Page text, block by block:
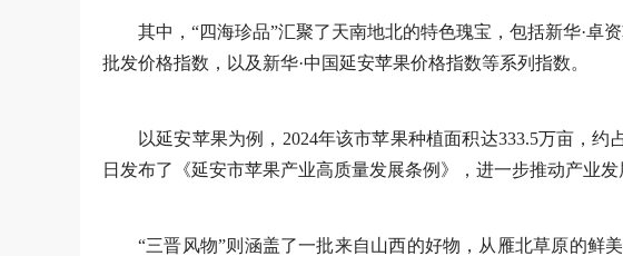
其中，“四海珍品”汇聚了天南地北的特色瑰宝，包括新华·卓
批发价格指数，以及新华·中国延安苹果价格指数等系列指数。
以延安苹果为例，2024年该市苹果种植面积达333.5万亩，约
日发布了《延安市苹果产业高质量发展条例》，进一步推动产业发
“三晋风物”则涵盖了一批来自山西的好物，从雁北草原的鲜